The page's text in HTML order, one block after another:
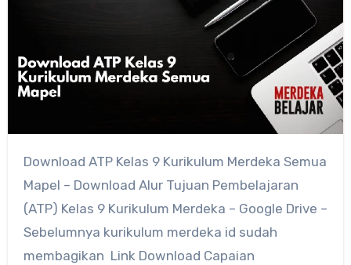
Download ATP Kelas 9 Kurikulum Merdeka Semua
Mapel – Download Alur Tujuan Pembelajaran
(ATP) Kelas 9 Kurikulum Merdeka – Google Drive –
Sebelumnya kurikulum merdeka id sudah
membagikan Link Download Capaian